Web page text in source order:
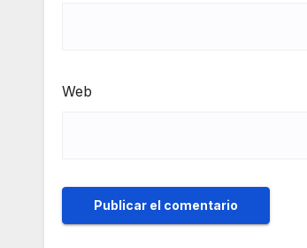
Web